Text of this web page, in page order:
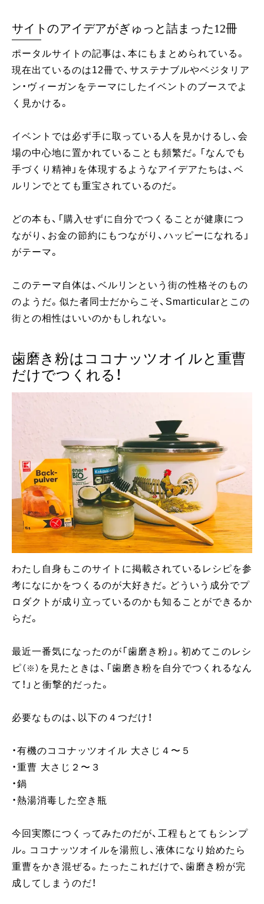
サイトのアイデアがぎゅっと詰まった12冊
ポータルサイトの記事は、本にもまとめられている。
現在出ているのは12冊で、サステナブルやベジタリア
ン・ヴィーガンをテーマにしたイベントのブースでよ
く見かける。
イベントでは必ず手に取っている人を見かけるし、会
場の中心地に置かれていることも頻繁だ。「なんでも
手づくり精神」を体現するようなアイデアたちは、ベ
ルリンでとても重宝されているのだ。
どの本も、「購入せずに自分でつくることが健康につ
ながり、お金の節約にもつながり、ハッピーになれる」
がテーマ。
このテーマ自体は、ベルリンという街の性格そのもの
のようだ。似た者同士だからこそ、Smarticularとこの
街との相性はいいのかもしれない。
歯磨き粉はココナッツオイルと重曹
だけでつくれる！
わたし自身もこのサイトに掲載されているレシピを参
考になにかをつくるのが大好きだ。どういう成分でプ
ロダクトが成り立っているのかも知ることができるか
らだ。
最近一番気になったのが「歯磨き粉」。初めてこのレシ
ピ（※） を見たときは、「歯磨き粉を自分でつくれるなん
て！」と衝撃的だった。
必要なものは、以下の４つだけ！
・有機のココナッツオイル 大さじ４〜５
・重曹 大さじ２〜３
・鍋
・熱湯消毒した空き瓶
今回実際につくってみたのだが、工程もとてもシンプ
ル。ココナッツオイルを湯煎し、液体になり始めたら
重曹をかき混ぜる。たったこれだけで、歯磨き粉が完
成してしまうのだ！